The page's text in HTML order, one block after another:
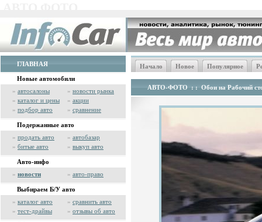
ГЛАВНАЯ
Новые автомобили
» автосалоны » новости рынка
» каталог и цены » акции
» подбор авто » сравнение
Подержанные авто
» продать авто » автобазар
» битые авто » выкуп авто
Авто-инфо
» новости » авто-право
Выбираем Б/У авто
» каталог авто » сравнить авто
» тест-драйвы » отзывы об авто
Начало Новое Популярное
АВТО-ФОТО : : Обои на Рабочий